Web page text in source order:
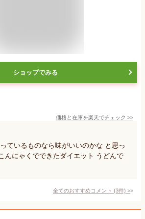
ショップでみる
価格と在庫を楽天でチェック >>
ているものなら味がいいのかな と思っ
んにゃくでできたダイエット うどんで
全てのおすすめコメント (3件) >